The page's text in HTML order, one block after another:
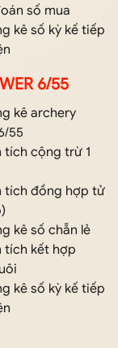
số mua
kê số kỳ kế tiếp
6/55
kê archery
55
tích cộng trừ 1
tích đồng hợp tử
kê số chẵn lẻ
tích kết hợp
kê số kỳ kế tiếp